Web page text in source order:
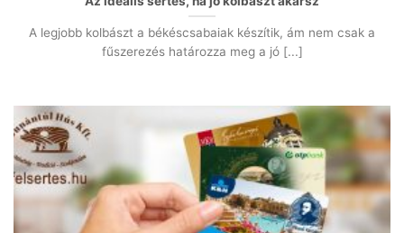
A legjobb kolbászt a békéscsabaiak készítik, ám nem csak a
fűszerezés határozza meg a jó [...]